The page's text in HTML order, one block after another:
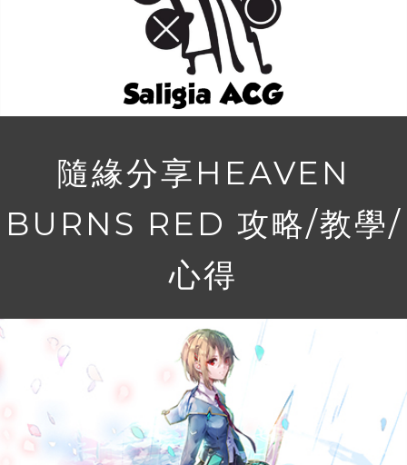
隨緣分享HEAVEN
BURNS RED 攻略/教學/
心得